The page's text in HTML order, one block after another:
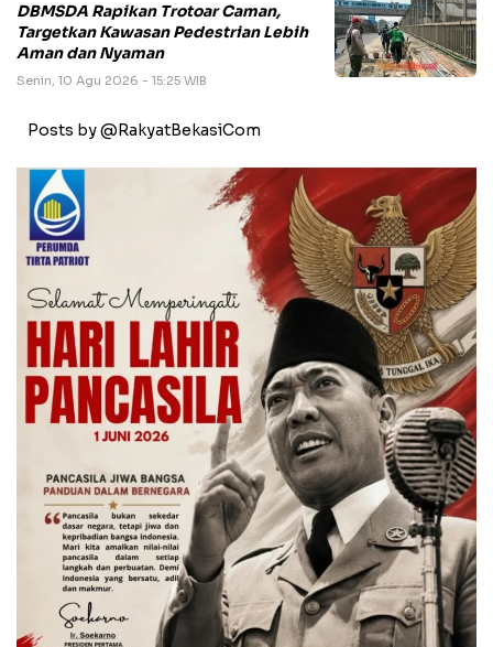
DBMSDA Rapikan Trotoar Caman,
Targetkan Kawasan Pedestrian Lebih
Aman dan Nyaman
Senin, 10 Agu 2026 - 15:25 WIB
Posts by @RakyatBekasiCom